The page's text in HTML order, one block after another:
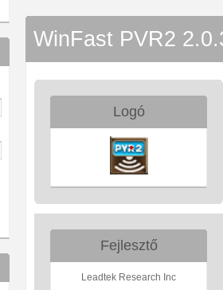
WinFast PVR2
Logó
Fejlesztő
Leadtek Research Inc